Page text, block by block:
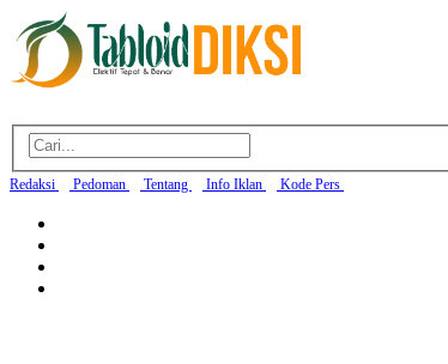
Redaksi Pedoman Tentang Info Iklan Kode Pers